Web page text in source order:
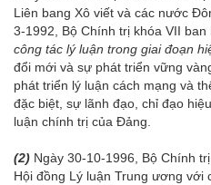
Liên bang Xô viết và các nước
3-1992, Bộ Chính trị khóa VII
công tác lý luận trong giai đoạn
đổi mới và sự phát triển vững
phát triển lý luận cách mạng và
đặc biệt, sự lãnh đạo, chỉ đạo
luận chính trị của Đảng.
(2) Ngày 30-10-1996, Bộ Chính
Hội đồng Lý luận Trung ương với